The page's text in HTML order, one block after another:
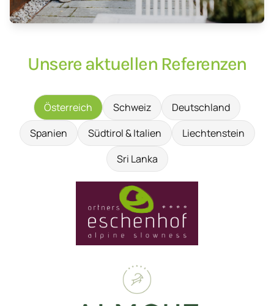
Unsere aktuellen Referenzen
Österreich Schweiz
Deutschland
Spanien
Südtirol & Italien
Liechtenstein
Sri Lanka